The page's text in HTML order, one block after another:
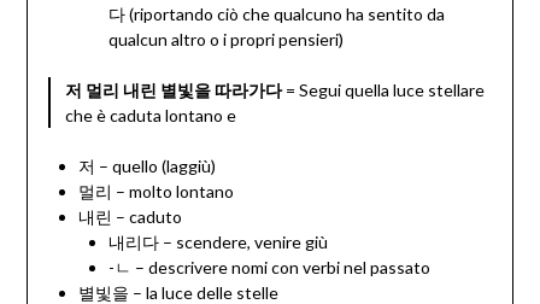
다 (riportando ciò che qualcuno ha sentito da
qualcun altro o i propri pensieri)
저 멀리 내린 별빛을 따라가다= Segui quella luce stellare
che è caduta lontano e
저 – quello (laggiù)
멀리 – molto lontano
내린 – caduto
내리다 – scendere, venire giù
-ㄴ – descrivere nomi con verbi nel passato
별빛을 – la luce delle stelle